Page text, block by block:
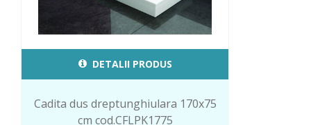
DETALII PRODUS
Cadita dus dreptunghiulara 170x75
cm cod.CFLPK1775